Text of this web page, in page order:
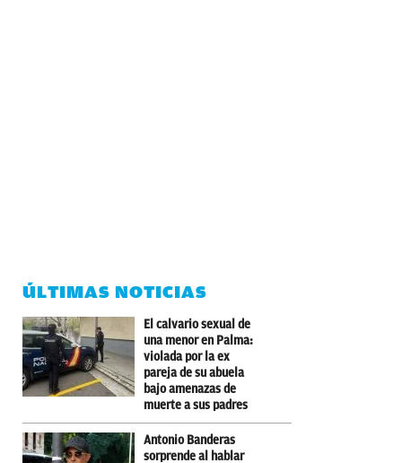
ÚLTIMAS NOTICIAS
El calvario sexual de
una menor en Palma:
violada por la ex
pareja de su abuela
bajo amenazas de
muerte a sus padres
Antonio Banderas
sorprende al hablar